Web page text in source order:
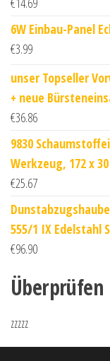
6W Einbau-Panel
€3.99
unser Topseller
+ neue
€36.86
9830
Werkzeug, 172 x
€25.67
555/1 IX Edelstahl
€96.90
Überprüfen
zzzzz